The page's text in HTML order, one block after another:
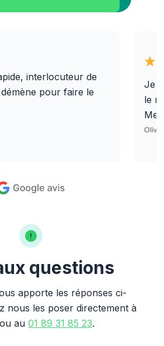
interlocuteur de
pour faire le
Je
le
questions
apporte les réponses ci-
nous les poser directement à
ou au 01 89 31 85 23.